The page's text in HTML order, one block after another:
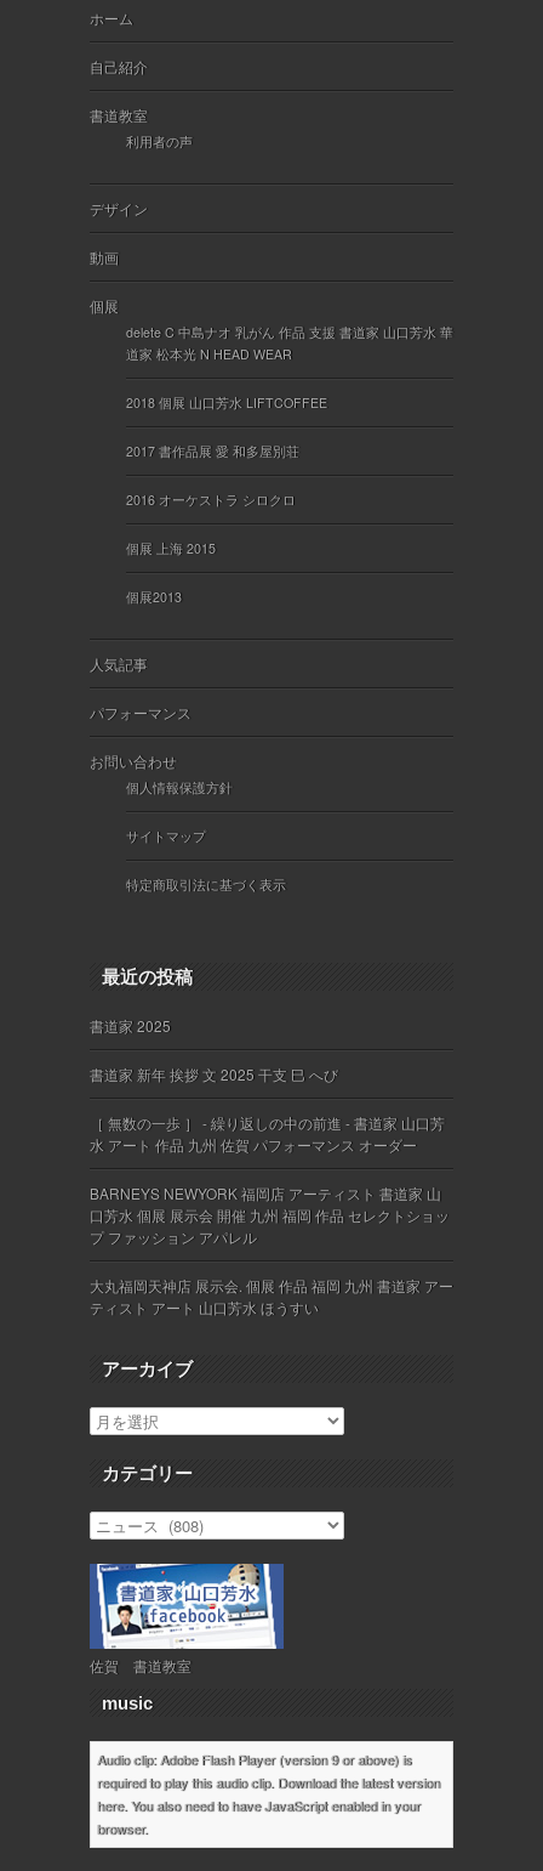
ホーム
自己紹介
書道教室
利用者の声
デザイン
動画
個展
delete C 中島ナオ 乳がん 作品 支援 書道家 山口芳水 華
道家 松本光 N HEAD WEAR
2018 個展 山口芳水 LIFTCOFFEE
2017 書作品展 愛 和多屋別荘
2016 オーケストラ シロクロ
個展 上海 2015
個展2013
人気記事
パフォーマンス
お問い合わせ
個人情報保護方針
サイトマップ
特定商取引法に基づく表示
最近の投稿
書道家 2025
書道家 新年 挨拶 文 2025 干支 巳 へび
［ 無数の一歩 ］ - 繰り返しの中の前進 - 書道家 山口芳
水 アート 作品 九州 佐賀 パフォーマンス オーダー
BARNEYS NEWYORK 福岡店 アーティスト 書道家 山
口芳水 個展 展示会 開催 九州 福岡 作品 セレクトショッ
プ ファッション アパレル
大丸福岡天神店 展示会. 個展 作品 福岡 九州 書道家 アー
ティスト アート 山口芳水 ほうすい
アーカイブ
カテゴリー
佐賀 書道教室
music
Audio clip: Adobe Flash Player (version 9 or above) is
required to play this audio clip. Download the latest version
here. You also need to have JavaScript enabled in your
browser.